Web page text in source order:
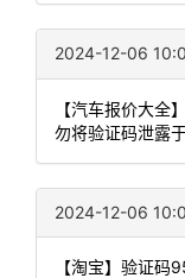
2024-12-06
【汽车报价大
勿将验证码泄露
2024-12-06
【淘宝】验证码